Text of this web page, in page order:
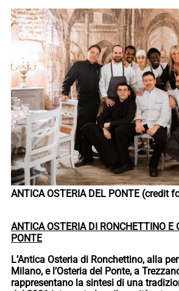
ANTICA OSTERIA DEL PONTE (credit
ANTICA OSTERIA DI RONCHETTINO E
PONTE
L’Antica Osteria di Ronchettino, alla
Milano, e l’Osteria del Ponte, a
rappresentano la sintesi di una